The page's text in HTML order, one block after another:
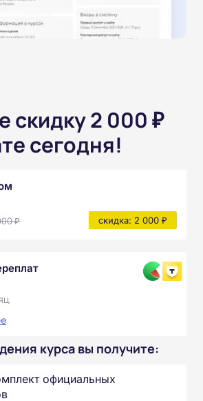
скидку 2 000 ₽
сегодня!
₽ скидка: 2 000 ₽
курса вы получите:
официальных